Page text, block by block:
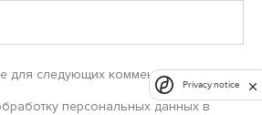
для следующих комментариев
персональных данных в
Privacy notice